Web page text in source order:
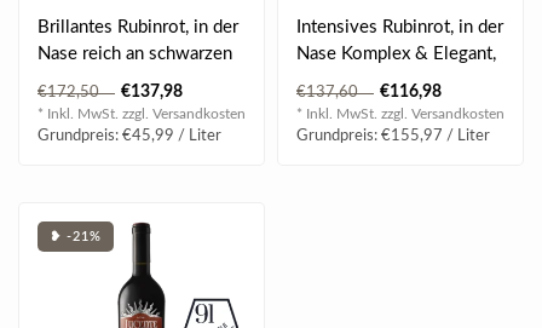
3.0 l
Brillantes Rubinrot, in der
Nase reich an schwarzen
Früchten wie Blaubeeren
& ..
€172,50 €137,98
* Inkl. MwSt. zzgl. Versandkosten
Grundpreis: €45,99 / Liter
Intensives Rubinrot, in der
Nase Komplex & Elegant,
reife schwarze Früchte
(Bro..
€137,60 €116,98
* Inkl. MwSt. zzgl. Versandkosten
Grundpreis: €155,97 / Liter
❥ -21%